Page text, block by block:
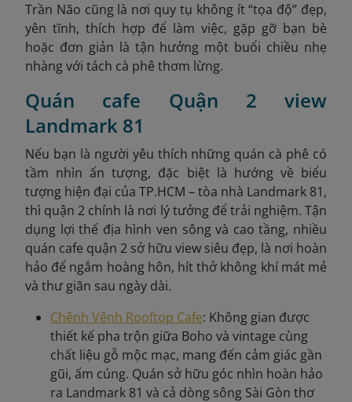
Trần Não cũng là nơi quy tụ không ít “tọa độ” đẹp,
yên tĩnh, thích hợp để làm việc, gặp gỡ bạn bè
hoặc đơn giản là tận hưởng một buổi chiều nhẹ
nhàng với tách cà phê thơm lừng.
Quán cafe Quận 2 view
Landmark 81
Nếu bạn là người yêu thích những quán cà phê có
tầm nhìn ấn tượng, đặc biệt là hướng về biểu
tượng hiện đại của TP.HCM – tòa nhà Landmark 81,
thì quận 2 chính là nơi lý tưởng để trải nghiệm. Tận
dụng lợi thế địa hình ven sông và cao tầng, nhiều
quán cafe quận 2 sở hữu view siêu đẹp, là nơi hoàn
hảo để ngắm hoàng hôn, hít thở không khí mát mẻ
và thư giãn sau ngày dài.
Chênh Vênh Rooftop Cafe: Không gian được
thiết kế pha trộn giữa Boho và vintage cùng
chất liệu gỗ mộc mạc, mang đến cảm giác gần
gũi, ấm cúng. Quán sở hữu góc nhìn hoàn hảo
ra Landmark 81 và cả dòng sông Sài Gòn thơ